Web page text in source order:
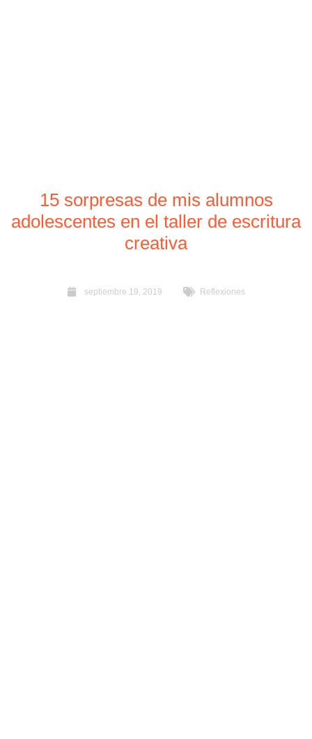
15 sorpresas de mis alumnos
adolescentes en el taller de escritura
creativa
septiembre 19, 2019 Reflexiones